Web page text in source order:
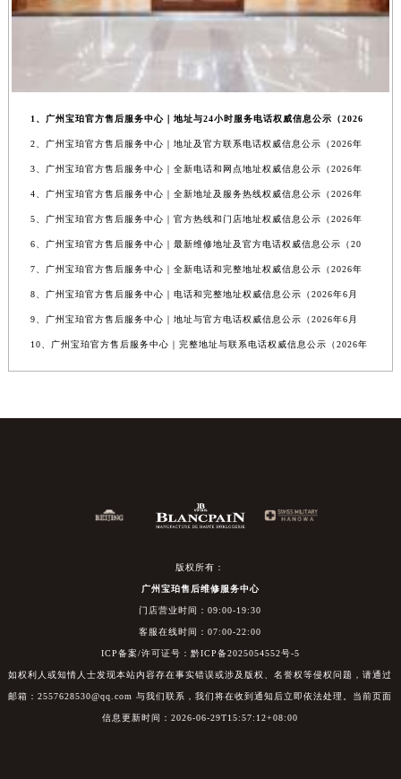
1、广州宝珀官方售后服务中心｜地址与24小时服务电话权威信息公示（2026
2、广州宝珀官方售后服务中心｜地址及官方联系电话权威信息公示（2026年
3、广州宝珀官方售后服务中心｜全新电话和网点地址权威信息公示（2026年
4、广州宝珀官方售后服务中心｜全新地址及服务热线权威信息公示（2026年
5、广州宝珀官方售后服务中心｜官方热线和门店地址权威信息公示（2026年
6、广州宝珀官方售后服务中心｜最新维修地址及官方电话权威信息公示（20
7、广州宝珀官方售后服务中心｜全新电话和完整地址权威信息公示（2026年
8、广州宝珀官方售后服务中心｜电话和完整地址权威信息公示（2026年6月
9、广州宝珀官方售后服务中心｜地址与官方电话权威信息公示（2026年6月
10、广州宝珀官方售后服务中心｜完整地址与联系电话权威信息公示（2026年
版权所有：
广州宝珀售后维修服务中心
门店营业时间：09:00-19:30
客服在线时间：07:00-22:00
ICP备案/许可证号：黔ICP备2025054552号-5
如权利人或知情人士发现本站内容存在事实错误或涉及版权、名誉权等侵权问题，请通过
邮箱：2557628530@qq.com 与我们联系，我们将在收到通知后立即依法处理。当前页面
信息更新时间：2026-06-29T15:57:12+08:00